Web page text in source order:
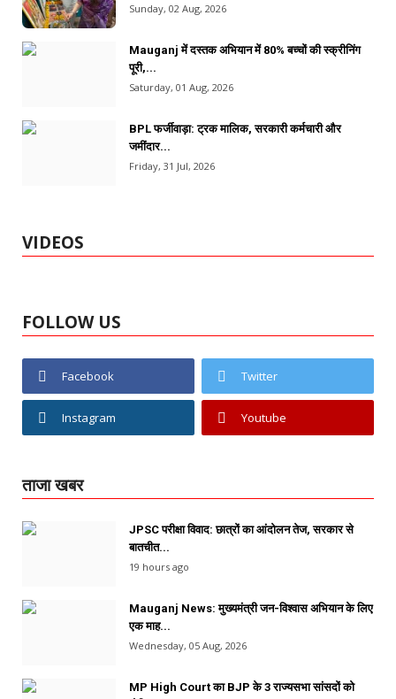
Sunday, 02 Aug, 2026
Mauganj में दस्तक अभियान में 80% बच्चों की स्क्रीनिंग
पूरी,...
Saturday, 01 Aug, 2026
BPL फर्जीवाड़ा: ट्रक मालिक, सरकारी कर्मचारी और
जमींदार...
Friday, 31 Jul, 2026
VIDEOS
FOLLOW US
Facebook Twitter
Instagram Youtube
ताजा खबर
JPSC परीक्षा विवाद: छात्रों का आंदोलन तेज, सरकार से
बातचीत...
19 hours ago
Mauganj News: मुख्यमंत्री जन-विश्वास अभियान के लिए
एक माह...
Wednesday, 05 Aug, 2026
MP High Court का BJP के 3 राज्यसभा सांसदों को